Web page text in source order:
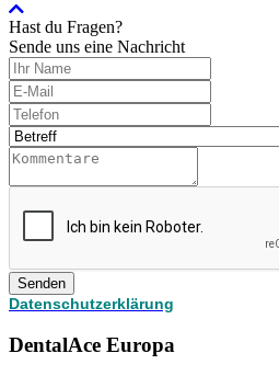
Hast du Fragen?
Sende uns eine Nachricht
Senden
Datenschutzerklärung
DentalAce Europa